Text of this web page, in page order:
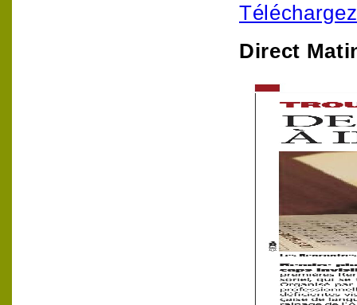
Direct